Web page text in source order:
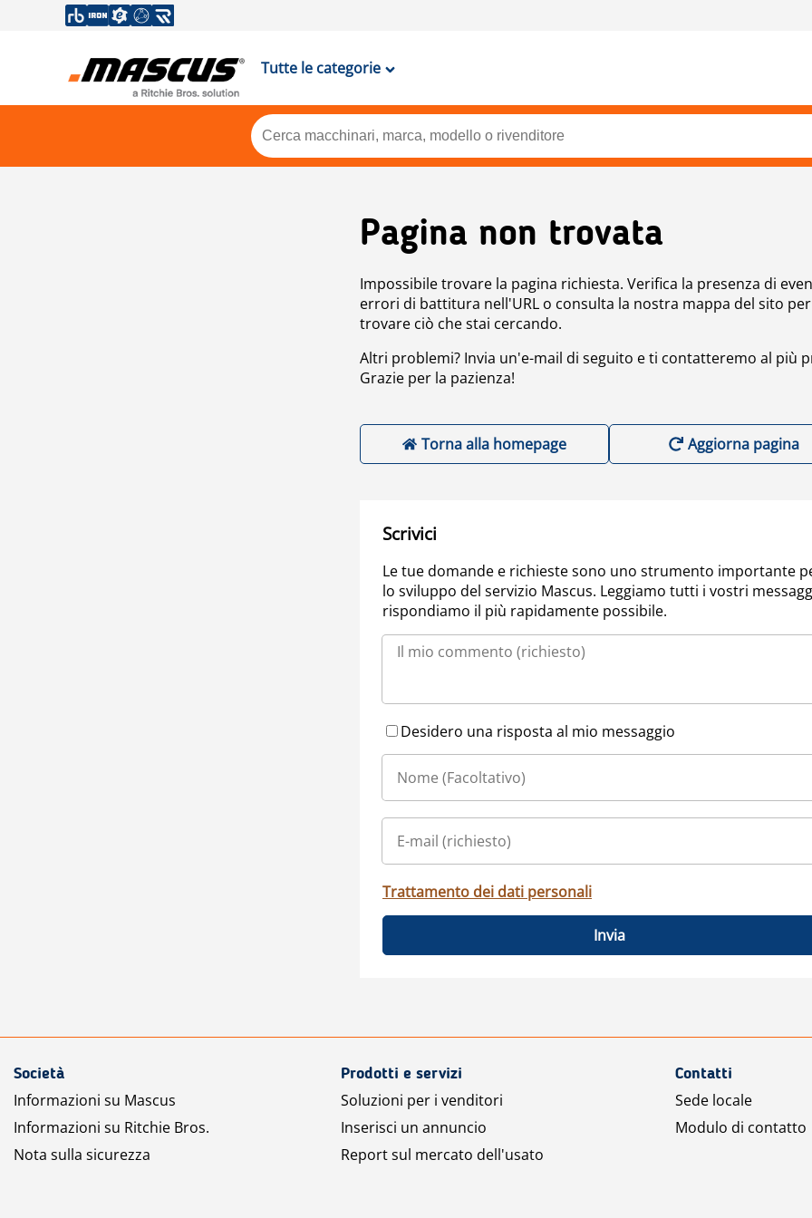
Tutte le categorie
Pagina non trovata
Impossibile trovare la pagina richiesta. Verifica la presenza di
errori di battitura nell'URL o consulta la nostra mappa del sito per
trovare ciò che stai cercando.
Altri problemi? Invia un'e-mail di seguito e ti contatteremo al più
Grazie per la pazienza!
Torna alla homepage Aggiorna pagina
Scrivici
Le tue domande e richieste sono uno strumento importante
lo sviluppo del servizio Mascus. Leggiamo tutti i vostri
rispondiamo il più rapidamente possibile.
Desidero una risposta al mio messaggio
Trattamento dei dati personali
Invia
Società
Informazioni su Mascus
Informazioni su Ritchie Bros.
Nota sulla sicurezza
Prodotti e servizi
Soluzioni per i venditori
Inserisci un annuncio
Report sul mercato dell'usato
Contatti
Sede locale
Modulo di contatto